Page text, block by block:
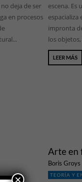
deja de ser
en procesos
escena. Es
espacializa
impronta
los objetos,
LEER MÁS
Arte en
Boris Groys
TEORÍA Y